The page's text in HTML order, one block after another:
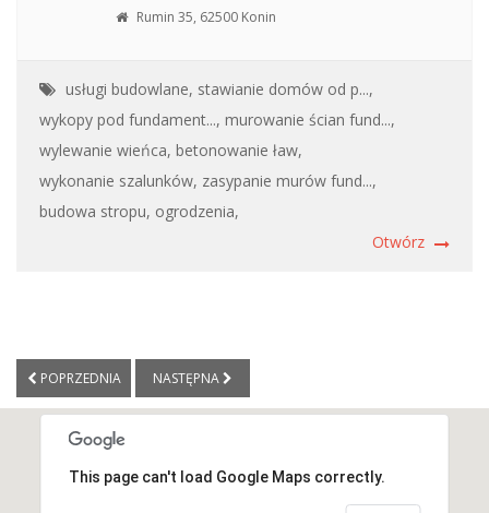
Rumin 35, 62500 Konin
usługi budowlane, stawianie domów od p...,
wykopy pod fundament..., murowanie ścian fund...,
wylewanie wieńca, betonowanie ław,
wykonanie szalunków, zasypanie murów fund...,
budowa stropu, ogrodzenia,
Otwórz
POPRZEDNIA NASTĘPNA
This page can't load Google Maps correctly.